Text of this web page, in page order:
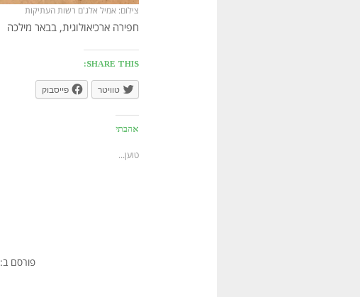
צילום: אמיל אלג'ם רשות העתיקות
חפירה ארכיאולוגית, בבאר מילכה
SHARE THIS:
טוויטר פייסבוק
אהבתי
טוען...
פורסם ב: